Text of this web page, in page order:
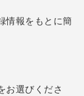
情報をもとに簡
お選びくださ